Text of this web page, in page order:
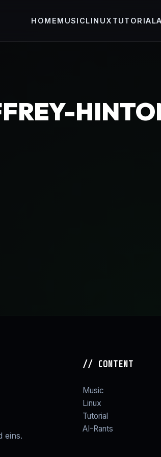
HOMEMUSICLINUX TUTORIAL
eins.
// CONTENT
Music
Linux
Tutorial
AI-Rants